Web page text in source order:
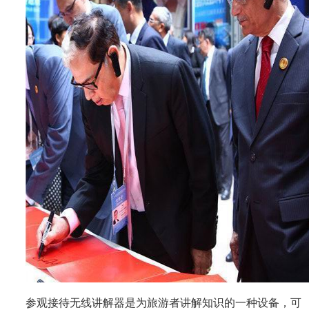
参观接待无线讲解器是为旅游者讲解知识的一种设备，可